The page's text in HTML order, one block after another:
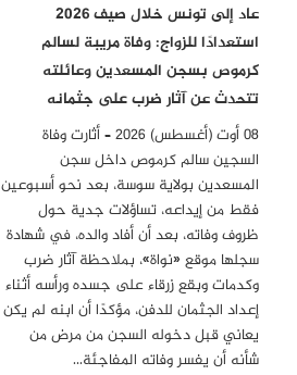
عاد إلى تونس خلال صيف 2026
استعدادًا للزواج: وفاة مريبة لسالم
كرموص بسجن المسعدين وعائلته
تتحدث عن آثار ضرب على جثمانه
08 أوت (أغسطس) 2026 – أثارت وفاة
السجين سالم كرموص داخل سجن
المسعدين بولاية سوسة، بعد نحو أسبوعين
فقط من إيداعه، تساؤلات جدية حول
ظروف وفاته، بعد أن أفاد والده، في شهادة
سجلها موقع «نواة»، بملاحظة آثار ضرب
وكدمات وبقع زرقاء على جسده ورأسه أثناء
إعداد الجثمان للدفن، مؤكدًا أن ابنه لم يكن
يعاني قبل دخوله السجن من مرض من
شأنه أن يفسر وفاته المفاجئة…